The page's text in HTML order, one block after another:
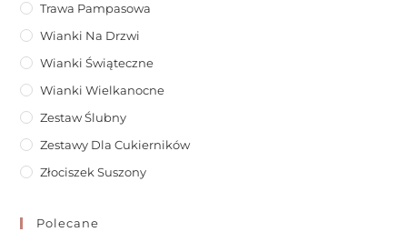
Trawa Pampasowa
Wianki Na Drzwi
Wianki Świąteczne
Wianki Wielkanocne
Zestaw Ślubny
Zestawy Dla Cukierników
Złociszek Suszony
Polecane